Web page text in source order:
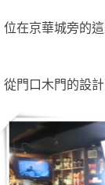
位在京華城旁的
從門口木門的設